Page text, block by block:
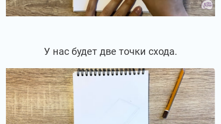
У нас будет две точки схода.